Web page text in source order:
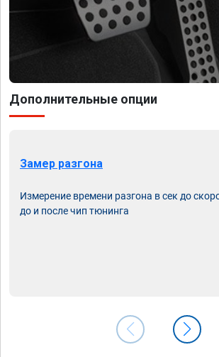
Дополнительные опции
Замер разгона
Измерение времени разгона в сек до
до и после чип тюнинга